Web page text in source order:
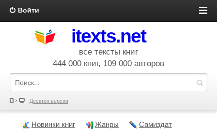
Войти
itexts.net
все тексты книг
444 000 книг, 109 000 авторов
Десктоп версия
Новинки книг Жанры Самиздат